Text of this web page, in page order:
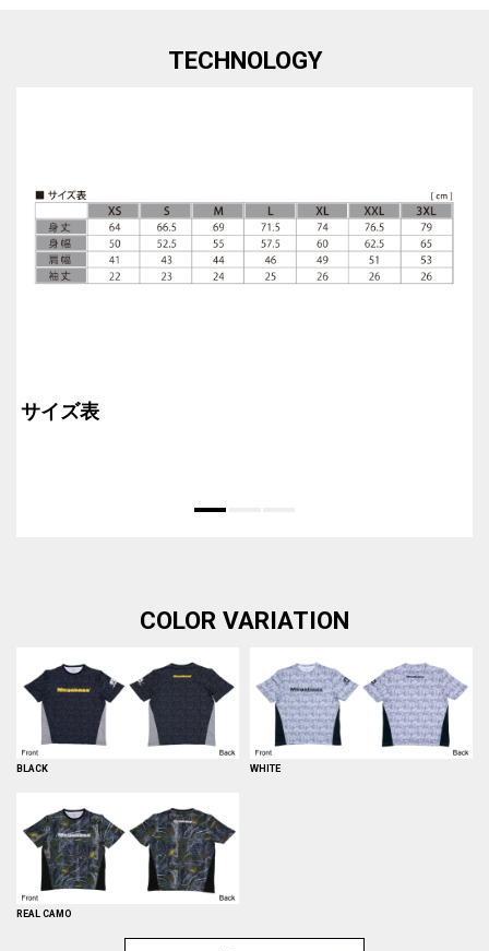
TECHNOLOGY
サイズ表
COLOR VARIATION
BLACK WHITE
REAL CAMO